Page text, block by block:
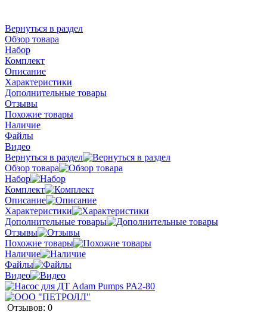
Вернуться в раздел
Обзор товара
Набор
Комплект
Описание
Характеристики
Дополнительные товары
Отзывы
Похожие товары
Наличие
Файлы
Видео
Вернуться в раздел
Обзор товара
Набор
Комплект
Описание
Характеристики
Дополнительные товары
Отзывы
Похожие товары
Наличие
Файлы
Видео
Отзывов: 0